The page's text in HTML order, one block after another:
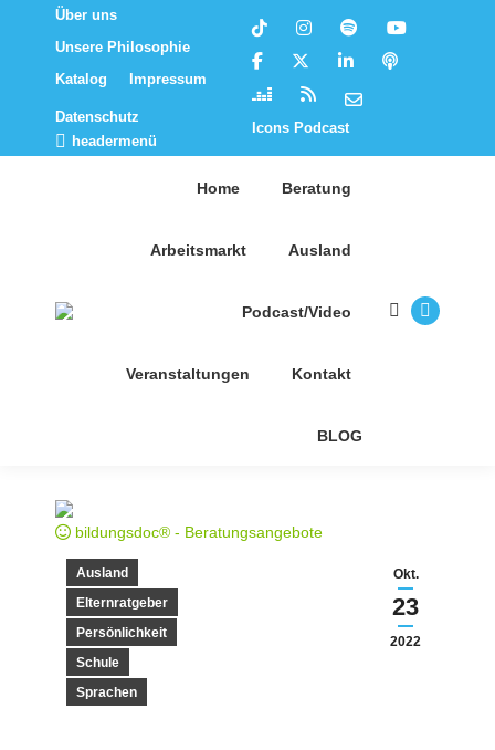
Über uns
Unsere Philosophie
Katalog
Impressum
Datenschutz
headermenü
Icons Podcast
Home Beratung
Arbeitsmarkt Ausland
Podcast/Video
Veranstaltungen Kontakt
BLOG
Suchen:
E-
bildungsdoc® - Beratungsangebote
Okt.
23
2022
Ausland
Elternratgeber
Persönlichkeit
Schule
Sprachen